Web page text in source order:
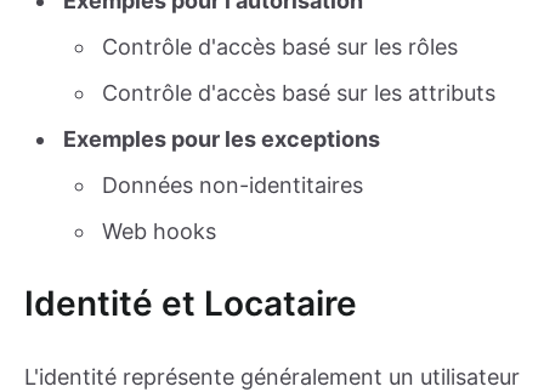
Contrôle d'accès basé sur les rôles
Contrôle d'accès basé sur les attributs
Exemples pour les exceptions
Données non-identitaires
Web hooks
Identité et Locataire
L'identité représente généralement un utilisateur